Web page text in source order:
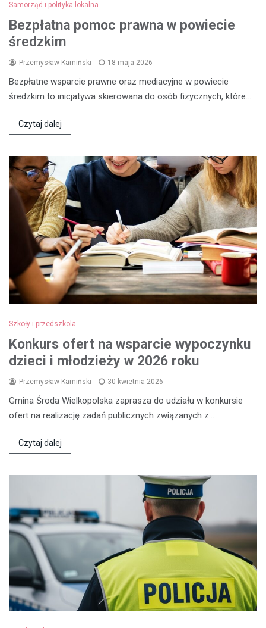
Samorząd i polityka lokalna
Bezpłatna pomoc prawna w powiecie
średzkim
Przemysław Kamiński 18 maja 2026
Bezpłatne wsparcie prawne oraz mediacyjne w powiecie
średzkim to inicjatywa skierowana do osób fizycznych, które…
Czytaj dalej
Szkoły i przedszkola
Konkurs ofert na wsparcie wypoczynku
dzieci i młodzieży w 2026 roku
Przemysław Kamiński 30 kwietnia 2026
Gmina Środa Wielkopolska zaprasza do udziału w konkursie
ofert na realizację zadań publicznych związanych z…
Czytaj dalej